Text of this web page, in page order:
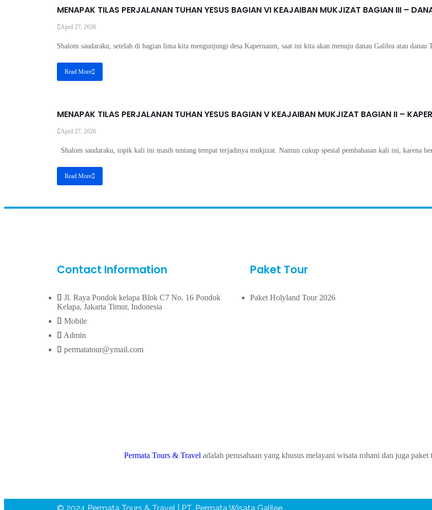
MENAPAK TILAS PERJALANAN TUHAN YESUS BAGIAN VI KEAJAIBAN MUKJIZAT BAGIAN III –
April 27, 2026
Shalom saudaraku, setelah di bagian lima kita mengunjungi desa Kapernaum, saat ini kita akan menuju danau Galilea atau
Read More
MENAPAK TILAS PERJALANAN TUHAN YESUS BAGIAN V KEAJAIBAN MUKJIZAT BAGIAN II –
April 27, 2026
Shalom saudaraku, topik kali ini masih tentang tempat terjadinya mukjizat. Namun cukup spesial pembahasan kali ini, karena
Read More
Contact Information
Jl. Raya Pondok kelapa Blok C7 No. 16 Pondok
Kelapa, Jakarta Timur, Indonesia
Mobile
Admin
permatatour@ymail.com
Paket Tour
Paket Holyland Tour 2026
Permata Tours & Travel adalah perusahaan yang khusus melayani wisata rohani dan juga